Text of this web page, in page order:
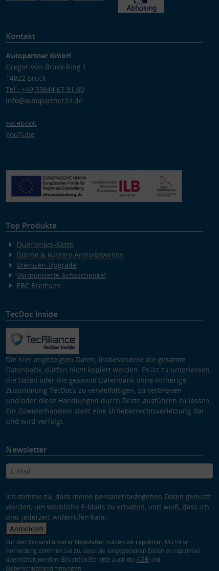
Kontakt
Autopartner GmbH
Gregor-von-Brück-Ring 1
14822 Brück
Tel.: +49 33844 67 91 80
info@autopartner24.de
Facebook
YouTube
Top Produkte
Querlenker-Sätze
Dünne & kürzere Antriebswellen
Bremsen-Upgrade
Vormontierte Achsschenkel
EBC Bremsen
TecDoc Inside
Die hier angezeigten Daten, insbesondere die gesamte
Datenbank, dürfen nicht kopiert werden. Es ist zu unterlassen,
die Daten oder die gesamte Datenbank ohne vorherige
Zustimmung TecDocs zu vervielfältigen, zu verbreiten
und/oder diese Handlungen durch Dritte ausführen zu lassen.
Ein Zuwiderhandeln stellt eine Urheberrechtsverletzung dar
und wird verfolgt.
Newsletter
Ich stimme zu, dass meine personenbezogenen Daten genutzt
werden, um werbliche E-Mails zu erhalten, und weiß, dass ich
dies jederzeit widerrufen kann.
Anmelden
Für den Versand unserer Newsletter nutzen wir rapidmail. Mit Ihrer
Anmeldung stimmen Sie zu, dass die eingegebenen Daten an rapidmail
übermittelt werden. Beachten Sie bitte auch die AGB und
Datenschutzbestimmungen.